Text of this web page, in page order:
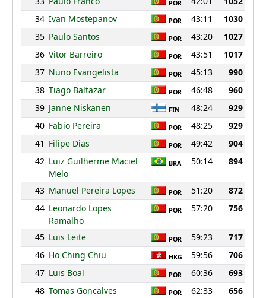
POR
34 Ivan Mostepanov POR 43:11
1030
35 Paulo Santos POR 43:20
1027
36 Vitor Barreiro POR 43:51
1017
37 Nuno Evangelista POR 45:13
990
38 Tiago Baltazar POR 46:48
960
39 Janne Niskanen FIN 48:24
929
40 Fabio Pereira POR 48:25
929
41 Filipe Dias POR 49:42
904
42 Luiz Guilherme Maciel
Melo
BRA 50:14 894
43 Manuel Pereira Lopes POR 51:20
872
44 Leonardo Lopes
Ramalho
POR 57:20 756
45 Luis Leite POR 59:23
717
46 Ho Ching Chiu HKG 59:56
706
47 Luis Boal POR 60:36
693
48 Tomas Goncalves POR 62:33
656